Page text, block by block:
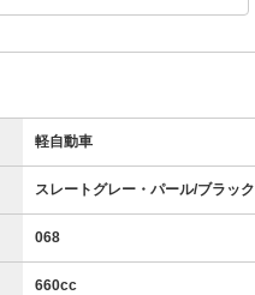
軽自動車
スレートグレー・パール/ブラック
068
660cc